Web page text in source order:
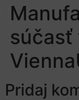
súčasť
Pridaj